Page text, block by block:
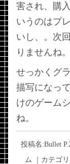
害され、購
いうのはプ
いし、。次
りませんね
せっかくグ
描写になっ
けのゲーム
ね。
投稿名:Bullet
ム
｜カテゴ